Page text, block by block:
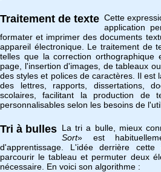
Traitement de texte Cette
application
formater et imprimer des documents
appareil électronique. Le traitement de
telles que la correction orthographique
page, l'insertion d'images, de tableaux
des styles et polices de caractères. Il est
des lettres, rapports, dissertations,
scolaires, facilitant la production de
personnalisables selon les besoins de
Tri à bulles La tri a bulle, mieux
Sort» est
d'apprentissage. L'idée derrière
parcourir le tableau et permuter deux
nécessaire. En voici son algorithme :